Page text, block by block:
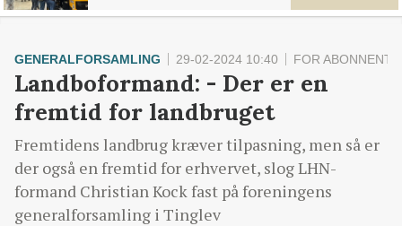
GENERALFORSAMLING 29-02-2024 10:40 FOR
Landboformand: - Der er en
fremtid for landbruget
Fremtidens landbrug kræver tilpasning, men så er
der også en fremtid for erhvervet, slog LHN-
formand Christian Kock fast på foreningens
generalforsamling i Tinglev